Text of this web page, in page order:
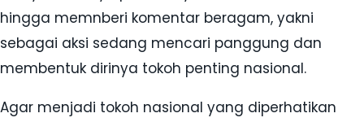
hingga memnberi komentar beragam, yakni
sebagai aksi sedang mencari panggung dan
membentuk dirinya tokoh penting nasional.
Agar menjadi tokoh nasional yang diperhatikan